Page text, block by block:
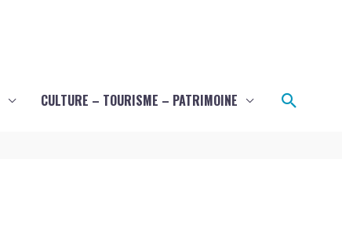
CULTURE – TOURISME – PATRIMOINE